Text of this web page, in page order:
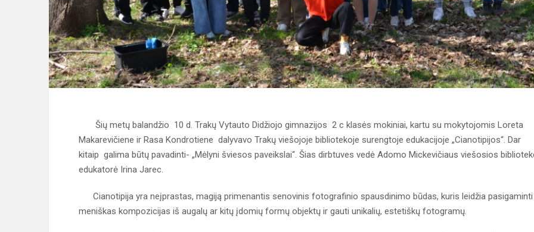
Šių metų balandžio 10 d. Trakų Vytauto Didžiojo gimnazijos 2 c klasės mokiniai, kartu su mokytojomis Loreta
Makarevičiene ir Rasa Kondrotiene dalyvavo Trakų viešojoje bibliotekoje surengtoje edukacijoje „Cianotipijos“. Dar
kitaip galima būtų pavadinti- „Mėlyni šviesos paveikslai“. Šias dirbtuves vedė Adomo Mickevičiaus viešosios
edukatorė Irina Jarec.
Cianotipija yra neįprastas, magiją primenantis senovinis fotografinio spausdinimo būdas, kuris leidžia pasigaminti
meniškas kompozicijas iš augalų ar kitų įdomių formų objektų ir gauti unikalių, estetiškų fotogramų.